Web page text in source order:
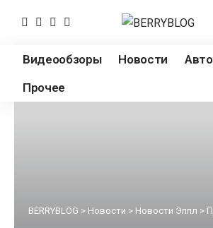
Видеообзоры Новости Авто
Прочее
BERRYBLOG > Новости > Новости Эппл >